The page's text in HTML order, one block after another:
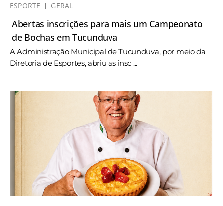
ESPORTE GERAL
Abertas inscrições para mais um Campeonato
de Bochas em Tucunduva
A Administração Municipal de Tucunduva, por meio da
Diretoria de Esportes, abriu as insc ...